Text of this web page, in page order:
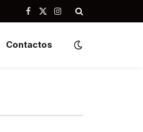
Facebook
X
Instagram
Contactos